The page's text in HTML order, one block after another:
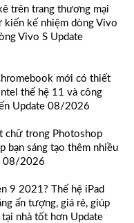
trên trang thương mại
kế nhiệm dòng Vivo
Vivo S Update
mới có thiết
thế hệ 11 và công
Update 08/2026
chữ trong Photoshop
bạn sáng tạo thêm nhiều
08/2026
9 2021? Thế hệ iPad
ấn tượng, giá rẻ, giúp
nhà tốt hơn Update